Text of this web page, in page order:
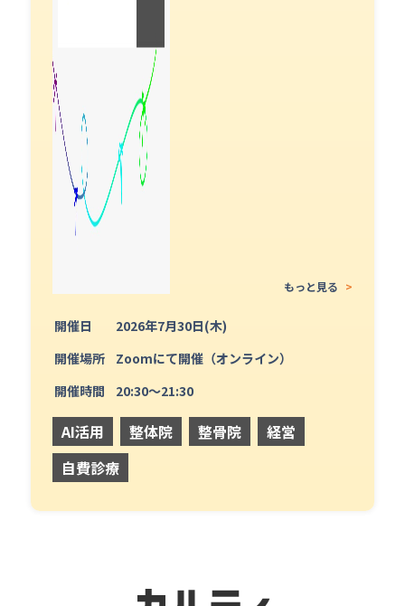
もっと見る >
開催日
2026年7月30日(木)
開催場所
Zoomにて開催（オンライン）
開催時間
20:30〜21:30
AI活用 整体院 整骨院
経営
自費診療